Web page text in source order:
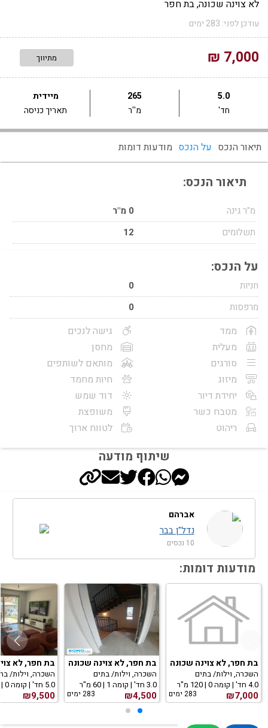
לא צוינה שכונה, בת חפר
עודכן לפני: 283 ימים
7,000 ₪ מתיווך
5.0
חד'
265
מ''ר
מיידית
תאריך כניסה
תיאור הנכס על הנכס מודעות דומות
תיאור הנכס:
מ"ר גינה
0 מ"ר
תשלומים
12
על הנכס:
חניות
0
מרפסות
0
ממד
מעלית
סורגים
מיזוג
יחידת דיור
מטבח כשר
ריהוט
גישה לנכים
מחסן
מותאם לשותפים
חיות מחמד
דוד שמש
משופצת
לטווח ארוך
שיתוף מודעה
אברהם
נדל"ן בבר
10 נכסים
מודעות דומות:
בת חפר, לא צוינה שכונה
השכרה, וילות/ בתים
4.0 חד' | קומה 0 | 120 מ"ר
₪7,000 283 ימים
בת חפר, לא צוינה שכונה
השכרה, וילות/ בתים
3.0 חד' | קומה 1 | 60 מ"ר
₪4,500 283 ימים
בת חפר, לא
השכרה, וילות/
5.0 חד' | קומה 0 | 450 מ"ר
₪9,500